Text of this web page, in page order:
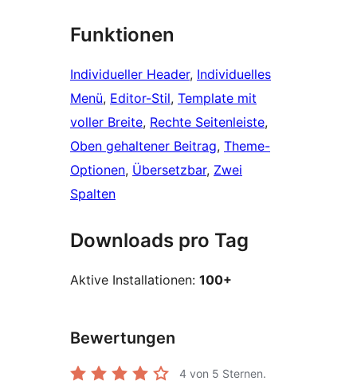
Funktionen
Individueller Header, Individuelles
Menü, Editor-Stil, Template mit
voller Breite, Rechte Seitenleiste
Oben gehaltener Beitrag, Theme-
Optionen, Übersetzbar, Zwei
Spalten
Downloads pro Tag
Aktive Installationen: 100+
Bewertungen
4 von 5 Sternen.